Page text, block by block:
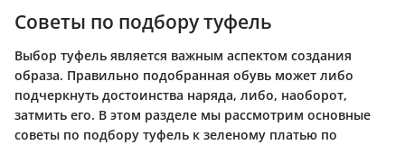
Советы по подбору туфель
Выбор туфель является важным аспектом создания
образа. Правильно подобранная обувь может либо
подчеркнуть достоинства наряда, либо, наоборот,
затмить его. В этом разделе мы рассмотрим основные
советы по подбору туфель к зеленому платью по